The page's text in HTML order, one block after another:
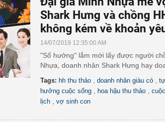
Shark Hưng và chồng
không kém về khoản
14/07/2019 12:35:00 AM
"Số hưởng" lắm mới lấy được người
Nhựa, doanh nhân Shark Hưng hay
Tags: hh thu thảo doanh nhân giàu có
hưởng cuộc sống
hoa hậu thu thảo
lịch
vợ sinh con